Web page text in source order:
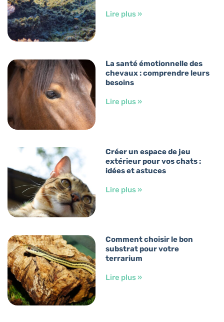
Lire plus »
La santé émotionnelle des
chevaux : comprendre leurs
besoins
Lire plus »
Créer un espace de jeu
extérieur pour vos chats :
idées et astuces
Lire plus »
Comment choisir le bon
substrat pour votre
terrarium
Lire plus »